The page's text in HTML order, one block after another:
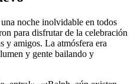
noche inolvidable en todos
para disfrutar de la celebración
y amigos. La atmósfera era
y gente bailando y